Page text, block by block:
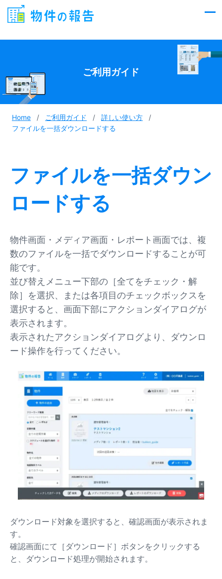
Skip
ご利用ガイド
Home / ご利用ガイド / 詳しい使い方
/
ファイルを一括ダウンロードする
ファイルを一括ダウン
ロードする
物件画面・メディア画面・レポート画面では、複
数のファイルを一括でダウンロードすることが可
能です。
並び替えメニュー下部の［全てをチェック・解
除］を選択、または各項目のチェックボックスを
選択すると、画面下部にアクションダイアログが
表示されます。
表示されたアクションダイアログより、ダウンロ
ード操作を行ってください。
ダウンロード対象を選択すると、確認画面が表示されま
す。
確認画面にて［ダウンロード］ボタンをクリックする
と、ダウンロード処理が開始されます。